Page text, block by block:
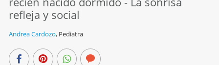
refleja y social
Andrea Cardozo, Pediatra